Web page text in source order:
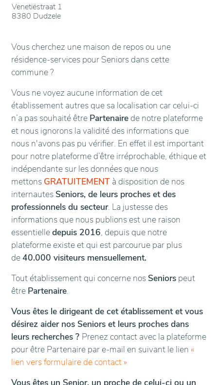
Venetiëstraat 1
8380 Dudzele
Vous cherchez une maison de repos ou une
résidence-services pour Seniors dans cette
commune ?
Vous ne voyez aucune information de cet
établissement autres que sa localisation car celui-ci
n’a pas souhaité être Partenaire de notre plateforme
et nous ignorons la validité des informations que
nous n'avons pas pu vérifier. En effet il est important
pour notre plateforme d’être irréprochable, éthique et
indépendante sur les données que nous
mettons GRATUITEMENT à disposition de nos
internautes Seniors, de leurs proches et des
professionnels du secteur. La justesse des
informations que nous publions est une raison
essentielledepuis 2016, depuis que notre
plateforme existe et qui est parcourue par plus
de40.000 visiteurs mensuellement.
Tout établissement qui concerne nos Seniors peut
être Partenaire.
Vous êtes le dirigeant de cet établissement et vous
désirez aider nos Seniors et leurs proches dans
leurs recherches ? Prenez contact avec la plateforme
pour être Partenaire par e-mail en suivant le lien «
lien vers formulaire de contact »
Vous êtes un Senior, un proche de celui-ci ou un